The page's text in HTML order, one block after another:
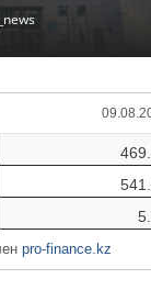
pro-finance.kz